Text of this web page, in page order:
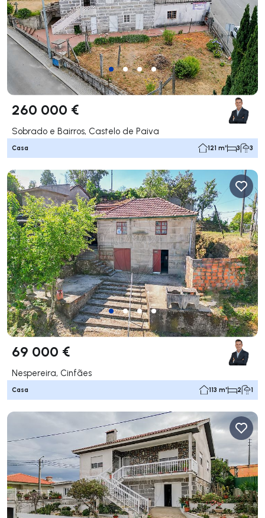
260 000 €
Sobrado e Bairros, Castelo de Paiva
Casa 121 m² 3 3
69 000 €
Nespereira, Cinfães
Casa 113 m² 2 1